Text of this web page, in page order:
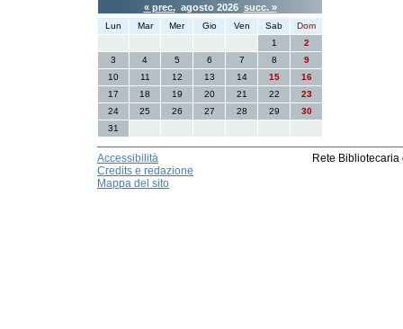
« prec.agosto 2026 succ. »
Lun Mar Mer Gio Ven Sab
Dom
1
2
3
4 5 6 7 8
9
10
11 12 13 14 15
16
17
18 19 20 21 22
23
24
25 26 27 28 29
30
31
Accessibilità
Credits e redazione
Mappa del sito
Rete